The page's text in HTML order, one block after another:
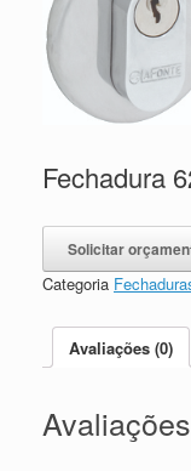
Fechadura
Solicitar
Categoria
Avaliações (0)
Avaliações